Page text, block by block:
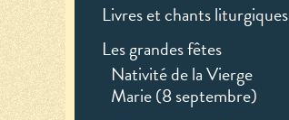
Livres et chants liturgiques
Les grandes fêtes
Nativité de la Vierge
Marie (8 septembre)